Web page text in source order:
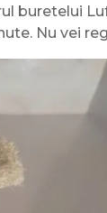
buretelui
Nu vei